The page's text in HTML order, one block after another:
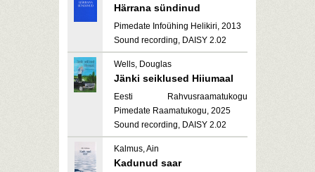
Härrana sündinud
Pimedate Infoühing Helikiri, 2013
Sound recording, DAISY 2.02
Wells, Douglas
Jänki seiklused Hiiumaal
Eesti Rahvusraamatukogu
Pimedate Raamatukogu, 2025
Sound recording, DAISY 2.02
Kalmus, Ain
Kadunud saar